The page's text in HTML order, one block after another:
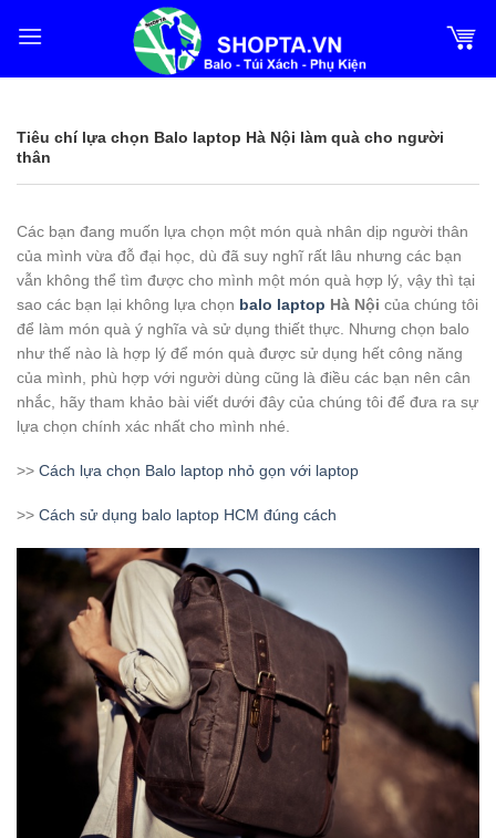
qua
Tiêu chí lựa chọn Balo laptop Hà Nội làm quà cho người
thân
Các bạn đang muốn lựa chọn một món quà nhân dịp người thân
của mình vừa đỗ đại học, dù đã suy nghĩ rất lâu nhưng các bạn
vẫn không thể tìm được cho mình một món quà hợp lý, vậy thì tại
sao các bạn lại không lựa chọn balo laptop Hà Nội của chúng tôi
để làm món quà ý nghĩa và sử dụng thiết thực. Nhưng chọn balo
như thế nào là hợp lý để món quà được sử dụng hết công năng
của mình, phù hợp với người dùng cũng là điều các bạn nên cân
nhắc, hãy tham khảo bài viết dưới đây của chúng tôi để đưa ra sự
lựa chọn chính xác nhất cho mình nhé.
>> Cách lựa chọn Balo laptop nhỏ gọn với laptop
>> Cách sử dụng balo laptop HCM đúng cách